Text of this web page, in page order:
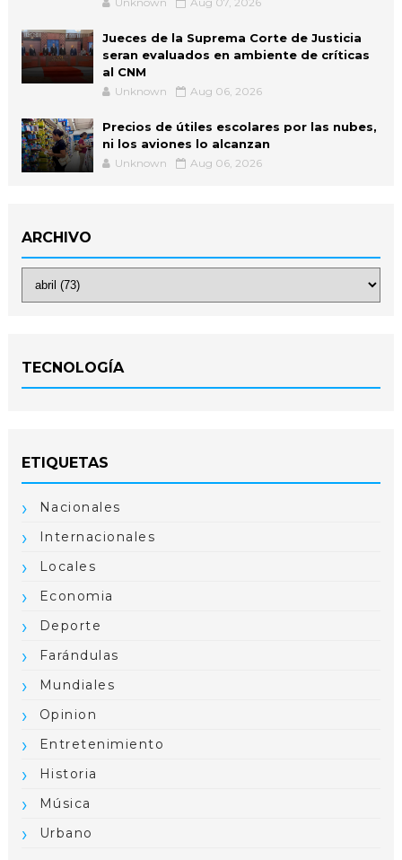
Jueces de la Suprema Corte de Justicia
seran evaluados en ambiente de críticas
al CNM
Unknown Aug 06, 2026
Precios de útiles escolares por las nubes,
ni los aviones lo alcanzan
Unknown Aug 06, 2026
ARCHIVO
TECNOLOGÍA
ETIQUETAS
Nacionales
Internacionales
Locales
Economia
Deporte
Farándulas
Mundiales
Opinion
Entretenimiento
Historia
Música
Urbano